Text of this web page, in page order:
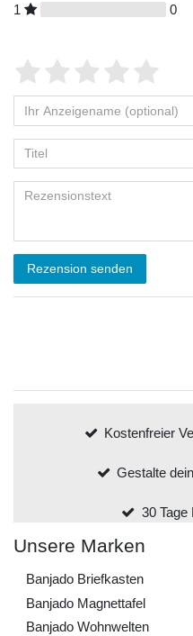
1
0
Rezension senden
Kostenfreier
Gestalte
30 Tage
Unsere Marken
Banjado Briefkasten
Banjado Magnettafel
Banjado Wohnwelten